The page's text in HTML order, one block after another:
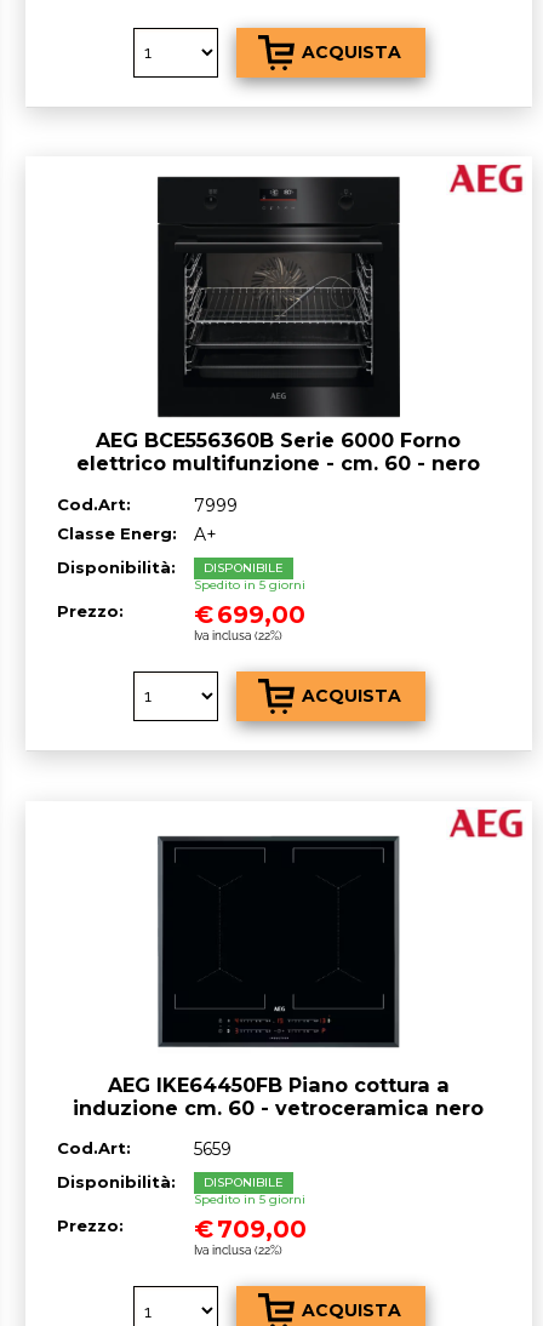
AEG BCE556360B Serie 6000 Forno
elettrico multifunzione - cm. 60 - nero
Cod.Art: 7999
Classe Energ: A+
Disponibilità:
DISPONIBILE
Spedito in 5 giorni
Prezzo: €699,00
Iva inclusa (22%)
AEG IKE64450FB Piano cottura a
induzione cm. 60 - vetroceramica nero
Cod.Art: 5659
Disponibilità:
DISPONIBILE
Spedito in 5 giorni
Prezzo: €709,00
Iva inclusa (22%)